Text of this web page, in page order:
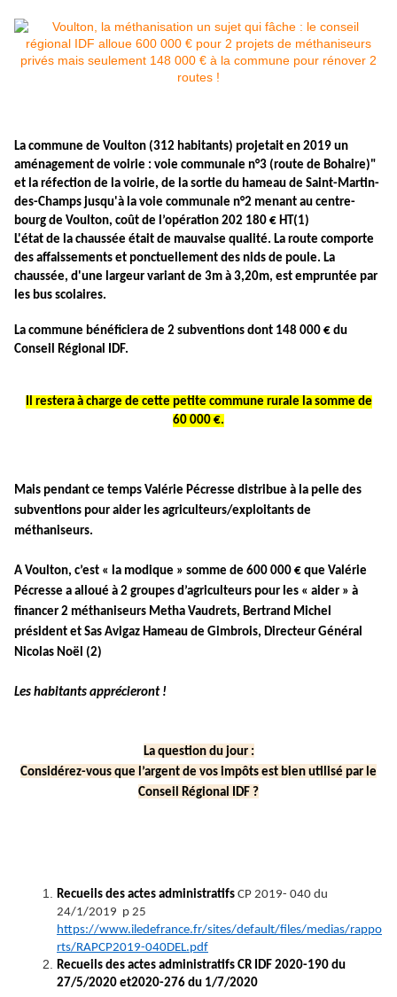
La commune de Voulton (312 habitants) projetait en 2019 un
aménagement de voirie : voie communale n°3 (route de Bohaire)"
et la réfection de la voirie, de la sortie du hameau de Saint-Martin-
des-Champs jusqu'à la voie communale n°2 menant au centre-
bourg de Voulton, coût de l’opération 202 180 € HT(1)
L'état de la chaussée était de mauvaise qualité. La route comporte
des affaissements et ponctuellement des nids de poule. La
chaussée, d'une largeur variant de 3m à 3,20m, est empruntée par
les bus scolaires.
La commune bénéficiera de 2 subventions dont 148 000 € du
Conseil Régional IDF.
Il restera à charge de cette petite commune rurale la somme de
60 000 €.
Mais pendant ce temps Valérie Pécresse distribue à la pelle des
subventions pour aider les agriculteurs/exploitants de
méthaniseurs.
A Voulton, c’est « la modique » somme de 600 000 € que Valérie
Pécresse a alloué à 2 groupes d’agriculteurs pour les « aider » à
financer 2 méthaniseurs Metha Vaudrets, Bertrand Michel
président et Sas Avigaz Hameau de Gimbrois, Directeur Général
Nicolas Noël (2)
Les habitants apprécieront !
La question du jour :
Considérez-vous que l’argent de vos impôts est bien utilisé par le
Conseil Régional IDF ?
Recueils des actes administratifs CP 2019- 040 du
24/1/2019 p 25
https://www.iledefrance.fr/sites/default/files/medias/rappo
rts/RAPCP2019-040DEL.pdf
Recueils des actes administratifs CR IDF 2020-190 du
27/5/2020 et2020-276 du 1/7/2020